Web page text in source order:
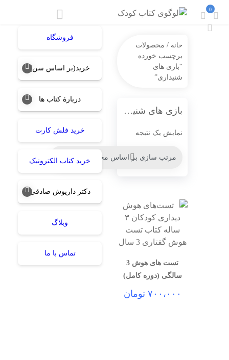
فروشگاه
خرید(بر اساس سن)
دربارۀ کتاب ها
خرید فلش کارت
خرید کتاب الکترونیک
دکتر داریوش صادقی
وبلاگ
تماس با ما
0
خانه / محصولات
برچسب خورده
“بازی های
شنیداری”
بازی های شنیداری
نمایش یک نتیجه
سالگی (دوره کامل)